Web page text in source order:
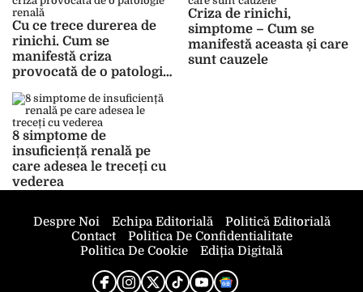
Cu ce trece durerea de
rinichi. Cum se
manifestă criza
provocată de o patologie
Criza de rinichi,
simptome – Cum se
manifestă aceasta și care
sunt cauzele
8 simptome de
insuficiență renală pe
care adesea le treceți cu
vederea
Despre Noi Echipa Editorială
Politică Editorială
Contact
Politica De Confidentialitate
Politica De Cookie
Ediția Digitală